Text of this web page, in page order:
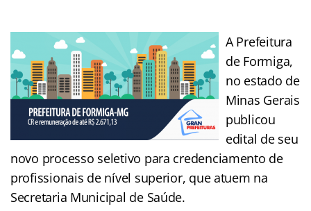
A Prefeitura
de Formiga,
no estado de
Minas Gerais
publicou
edital de seu
novo processo seletivo para credenciamento de
profissionais de nível superior, que atuem na
Secretaria Municipal de Saúde.